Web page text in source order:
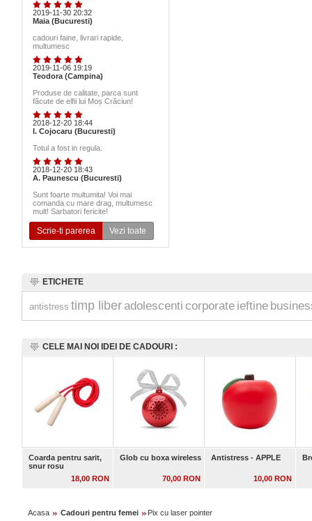
2019-11-30 20:32
Maia (Bucuresti)
cadouri faine, livrari rapide,
multumesc
2019-11-06 19:19
Teodora (Campina)
Produse de calitate, parca sunt
făcute de elfii lui Moș Crăciun!
2018-12-20 18:44
I. Cojocaru (Bucuresti)
Totul a fost in regula.
2018-12-20 18:43
A. Paunescu (Bucuresti)
Sunt foarte multumita! Voi mai
comanda cu mare drag, multumesc
mult! Sarbatori fericite!
Scrie-ti parerea Vezi toate
ETICHETE
antistress timp liber adolescenti corporate ieftine
CELE MAI NOI IDEI DE CADOURI :
Coarda pentru sarit,
snur rosu
18,00 RON
Glob cu boxa wireless
70,00 RON
Antistress - APPLE
10,00 RON
Acasa Cadouri pentru femei Pix cu laser pointer